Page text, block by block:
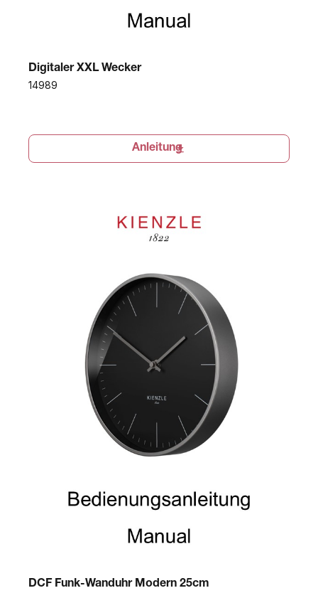
Digitaler XXL Wecker
14989
Anleitung
DCF Funk-Wanduhr Modern 25cm